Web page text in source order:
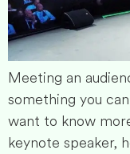
Meeting an
something you
want to know
keynote speaker,